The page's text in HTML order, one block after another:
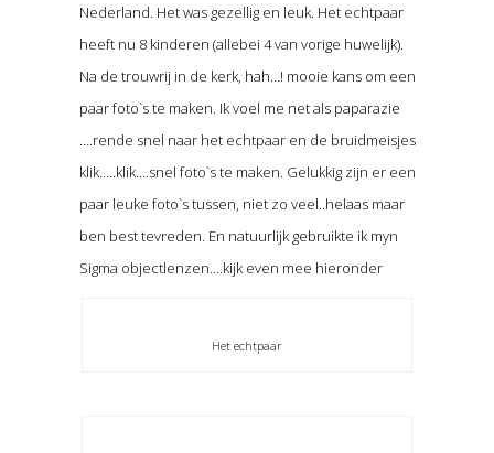
Nederland. Het was gezellig en leuk. Het echtpaar
heeft nu 8 kinderen (allebei 4 van vorige huwelijk).
Na de trouwrij in de kerk, hah…! mooie kans om een
paar foto`s te maken. Ik voel me net als paparazie
….rende snel naar het echtpaar en de bruidmeisjes
klik…..klik….snel foto`s te maken. Gelukkig zijn er een
paar leuke foto`s tussen, niet zo veel..helaas maar
ben best tevreden. En natuurlijk gebruikte ik myn
Sigma objectlenzen….kijk even mee hieronder
Het echtpaar